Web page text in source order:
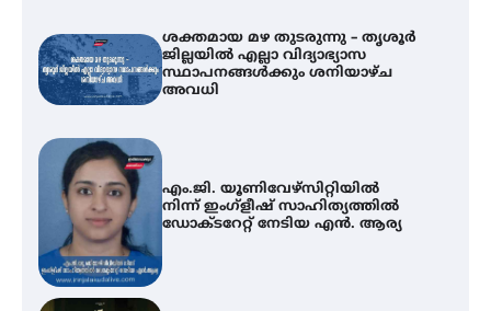
ശക്തമായ മഴ തുടരുന്നു – തൃശൂർ
ജില്ലയിൽ എല്ലാ വിദ്യാഭ്യാസ
സ്ഥാപനങ്ങൾക്കും ശനിയാഴ്ച
അവധി
എം.ജി. യൂണിവേഴ്‌സിറ്റിയിൽ
നിന്ന് ഇംഗ്ളീഷ് സാഹിത്യത്തിൽ
ഡോക്ടറേറ്റ് നേടിയ എൻ. ആര്യ